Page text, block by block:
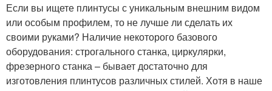
Если вы ищете плинтусы с уникальным внешним видом
или особым профилем, то не лучше ли сделать их
своими руками? Наличие некоторого базового
оборудования: строгального станка, циркулярки,
фрезерного станка – бывает достаточно для
изготовления плинтусов различных стилей. Хотя в наше